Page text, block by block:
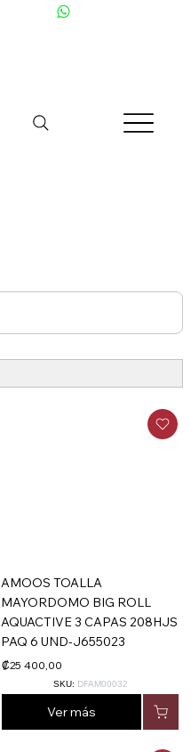
AMOOS TOALLA
MAYORDOMO BIG ROLL
AQUACTIVE 3 CAPAS 208HJS
PAQ 6 UND-J655023
₡25 400,00
Ver más
SKU: DFAM00032